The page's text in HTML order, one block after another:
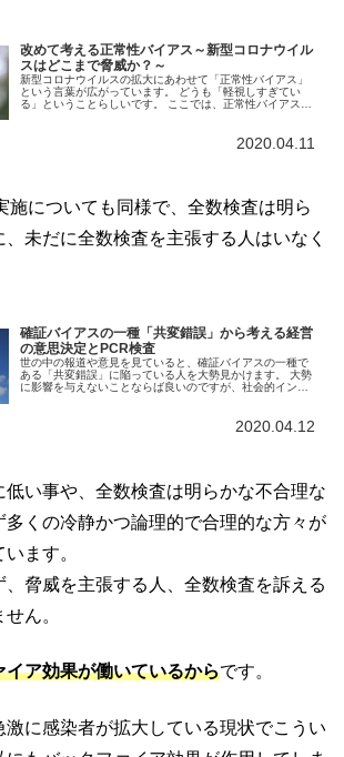
改めて考える正常性バイアス～新型コロナウイル
スはどこまで脅威か？～
新型コロナウイルスの拡大にあわせて「正常性バイアス」
という言葉が広がっています。 どうも「軽視しすぎてい
る」ということらしいです。 ここでは、正常性バイアスに
2020.04.11
施についても同様で、全数検査は明ら
未だに全数検査を主張する人はいなく
確証バイアスの一種「共変錯誤」から考える経営
の意思決定とPCR検査
世の中の報道や意見を見ていると、確証バイアスの一種で
ある「共変錯誤」に陥っている人を大勢見かけます。 大勢
に影響を与えないことならば良いのですが、社会的インパ
2020.04.12
低い事や、全数検査は明らかな不合理な
多くの冷静かつ論理的で合理的な方々が
ます。
、脅威を主張する人、全数検査を訴える
ん。
イア効果が働いているからです。
激に感染者が拡大している現状でこうい